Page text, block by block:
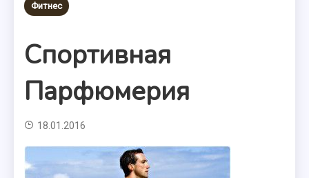
Фитнес
Спортивная
Парфюмерия
18.01.2016